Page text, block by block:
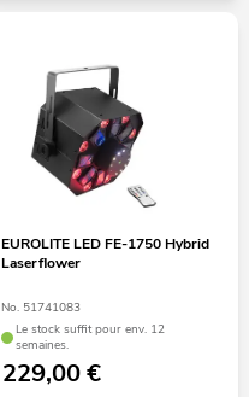
EUROLITE LED FE-1750 Hybrid
Laserflower
No. 51741083
Le stock suffit pour env. 12
semaines.
229,00€